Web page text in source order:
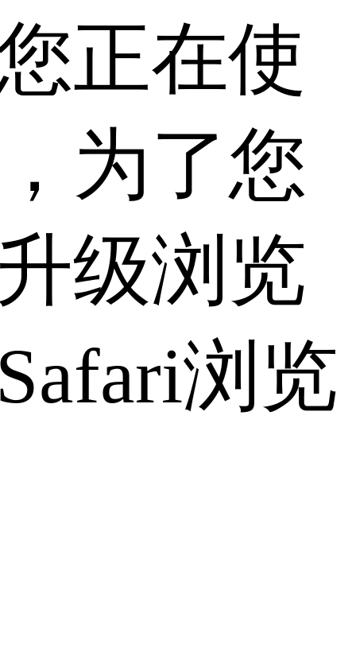
正在使
为了您
级浏览
浏览